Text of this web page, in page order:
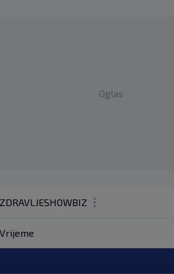
Oglas
ZDRAVLJESHOWBIZ
Vrijeme